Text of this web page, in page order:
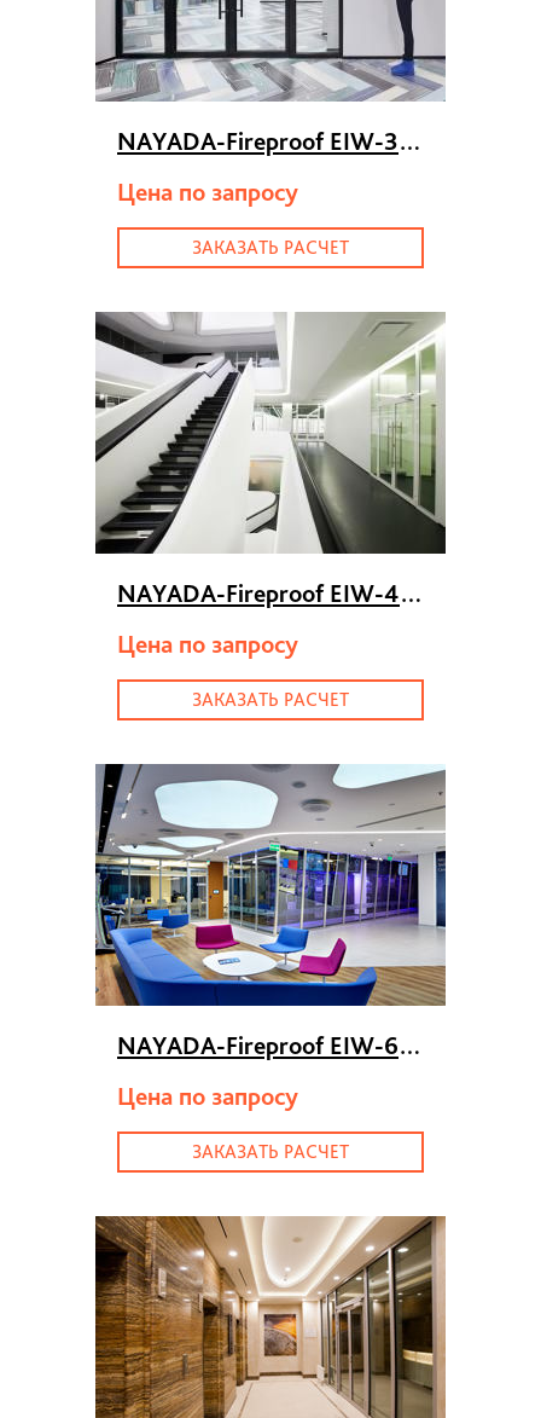
NAYADA-Fireproof EIW-30>
Цена по запросу
ЗАКАЗАТЬ РАСЧЕТ
NAYADA-Fireproof EIW-45>
Цена по запросу
ЗАКАЗАТЬ РАСЧЕТ
NAYADA-Fireproof EIW-60>
Цена по запросу
ЗАКАЗАТЬ РАСЧЕТ